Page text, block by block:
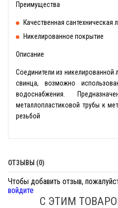
Преимущества
Качественная сантехническая
Никелированное покрытие
Описание
Соединители из никелированной
свинца, возможно
водоснабжения.
металлопластиковой трубы к
резьбой
ОТЗЫВЫ (0)
Чтобы добавить отзыв,
войдите
С ЭТИМ